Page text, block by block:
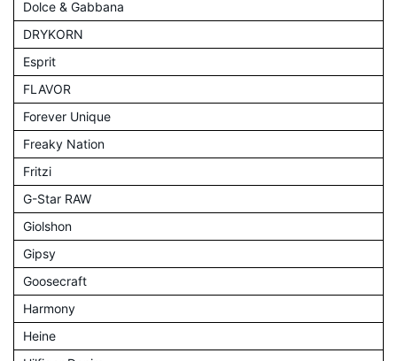
Dolce & Gabbana
DRYKORN
Esprit
FLAVOR
Forever Unique
Freaky Nation
Fritzi
G-Star RAW
Giolshon
Gipsy
Goosecraft
Harmony
Heine